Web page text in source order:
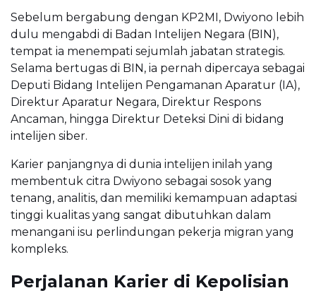
Sebelum bergabung dengan KP2MI, Dwiyono lebih
dulu mengabdi di Badan Intelijen Negara (BIN),
tempat ia menempati sejumlah jabatan strategis.
Selama bertugas di BIN, ia pernah dipercaya sebagai
Deputi Bidang Intelijen Pengamanan Aparatur (IA),
Direktur Aparatur Negara, Direktur Respons
Ancaman, hingga Direktur Deteksi Dini di bidang
intelijen siber.
Karier panjangnya di dunia intelijen inilah yang
membentuk citra Dwiyono sebagai sosok yang
tenang, analitis, dan memiliki kemampuan adaptasi
tinggi kualitas yang sangat dibutuhkan dalam
menangani isu perlindungan pekerja migran yang
kompleks.
Perjalanan Karier di Kepolisian